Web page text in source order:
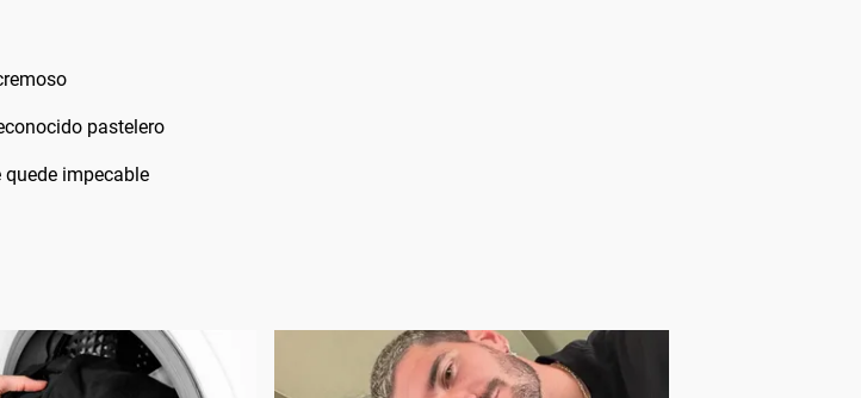
pastelero
impecable